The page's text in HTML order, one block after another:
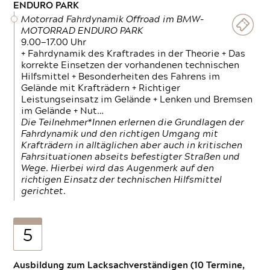
ENDURO PARK
Motorrad Fahrdynamik Offroad im BMW-
MOTORRAD ENDURO PARK
9.00—17.00 Uhr
+ Fahrdynamik des Kraftrades in der Theorie + Das
korrekte Einsetzen der vorhandenen technischen
Hilfsmittel + Besonderheiten des Fahrens im
Gelände mit Krafträdern + Richtiger
Leistungseinsatz im Gelände + Lenken und Bremsen
im Gelände + Nut…
Die Teilnehmer*Innen erlernen die Grundlagen der
Fahrdynamik und den richtigen Umgang mit
Krafträdern in alltäglichen aber auch in kritischen
Fahrsituationen abseits befestigter Straßen und
Wege. Hierbei wird das Augenmerk auf den
richtigen Einsatz der technischen Hilfsmittel
gerichtet.
5
Ausbildung zum Lacksachverständigen (10 Termine,